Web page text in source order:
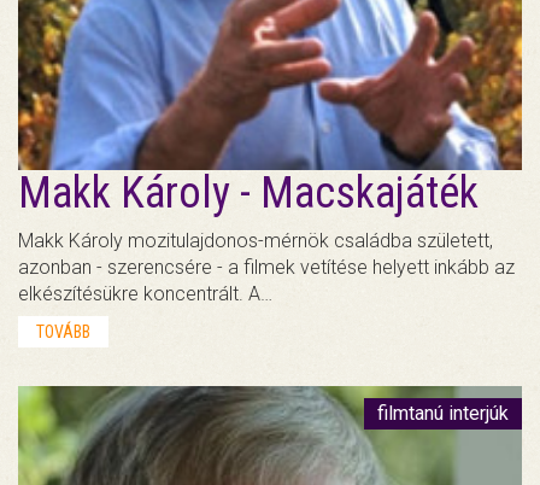
Makk Károly - Macskajáték
Makk Károly mozitulajdonos-mérnök családba született,
azonban - szerencsére - a filmek vetítése helyett inkább az
elkészítésükre koncentrált. A…
TOVÁBB
filmtanú interjúk